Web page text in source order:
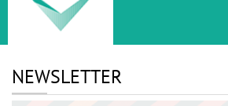
NEWSLETTER